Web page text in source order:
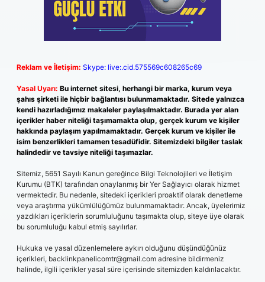
Reklam ve İletişim: Skype: live:.cid.575569c608265c69
Yasal Uyarı: Bu internet sitesi, herhangi bir marka, kurum veya
şahıs şirketi ile hiçbir bağlantısı bulunmamaktadır. Sitede yalnızca
kendi hazırladığımız makaleler paylaşılmaktadır. Burada yer alan
içerikler haber niteliği taşımamakta olup, gerçek kurum ve kişiler
hakkında paylaşım yapılmamaktadır. Gerçek kurum ve kişiler ile
isim benzerlikleri tamamen tesadüfidir. Sitemizdeki bilgiler taslak
halindedir ve tavsiye niteliği taşımazlar.
Sitemiz, 5651 Sayılı Kanun gereğince Bilgi Teknolojileri ve İletişim
Kurumu (BTK) tarafından onaylanmış bir Yer Sağlayıcı olarak hizmet
vermektedir. Bu nedenle, sitedeki içerikleri proaktif olarak denetleme
veya araştırma yükümlülüğümüz bulunmamaktadır. Ancak, üyelerimiz
yazdıkları içeriklerin sorumluluğunu taşımakta olup, siteye üye olarak
bu sorumluluğu kabul etmiş sayılırlar.
Hukuka ve yasal düzenlemelere aykırı olduğunu düşündüğünüz
içerikleri, backlinkpanelicomtr@gmail.com adresine bildirmeniz
halinde, ilgili içerikler yasal süre içerisinde sitemizden kaldırılacaktır.